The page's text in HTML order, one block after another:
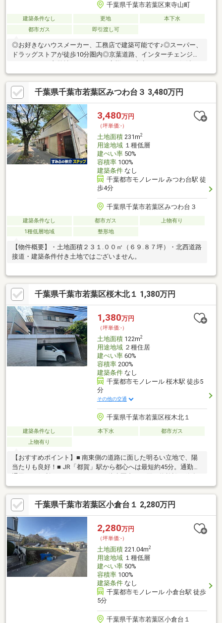
千葉県千葉市若葉区東寺山町
建築条件なし 更地
本下水
都市ガス
即引渡し可
◎お好きなハウスメーカー、工務店で建築可能です♪◎スーパー、
ドラッグストアが徒歩10分圏内◎京葉道路、インターチェンジま
でのアクセス良弊社スタッフがお客様の不安点を一つ一つ解消
し、ご満足いただけるご提案をさせて頂きます!千葉東建設にお任
せ下さい♪皆様のお問合せお待ちしております。
千葉県千葉市若葉区みつわ台３ 3,480万円
3,480万円
（坪単価:-）
土地面積231m2
用途地域１種低層
建ぺい率50%
容積率100%
建築条件なし
千葉都市モノレール みつわ台駅 徒
歩4分
千葉県千葉市若葉区みつわ台３
建築条件なし 都市ガス
上物有り
1種低層地域
整形地
【物件概要】・土地面積２３１.００㎡（６９.８７坪）・北西道路
接道・建築条件付き土地ではございません。
千葉県千葉市若葉区桜木北１ 1,380万円
1,380万円
（坪単価:-）
土地面積122m2
用途地域２種住居
建ぺい率60%
容積率200%
建築条件なし
千葉都市モノレール 桜木駅 徒歩5
分
その他の交通
千葉県千葉市若葉区桜木北１
建築条件なし 本下水
都市ガス
上物有り
【おすすめポイント】■ 南東側の道路に面した明るい立地で、陽
当たりも良好！■ JR「都賀」駅から都心へは最短約45分。通勤や
店が充実！暮らしやすさも◎■ 自然を身近に感じながら、利便性
も兼ね備えたバランスの良い住環境です。■ 公営水道・本下水・
都市ガス完備で、日々の生活も快適＆安心。■ 建築条件なしのた
め、お好きなハウスメーカーで理想の住まいを叶えられます♪【建
売の手軽さ＋注文住宅の自由度を融合！セミオーダー住宅】外
観・内装・間取りを選べ、あなたらしいマイホームが実現！分か
りやすい価格設定で安心のマイホーム計画を♪
千葉県千葉市若葉区小倉台１ 2,280万円
2,280万円
（坪単価:-）
土地面積221.04m2
用途地域１種低層
建ぺい率50%
容積率100%
建築条件なし
千葉都市モノレール 小倉台駅 徒歩
5分
千葉県千葉市若葉区小倉台１